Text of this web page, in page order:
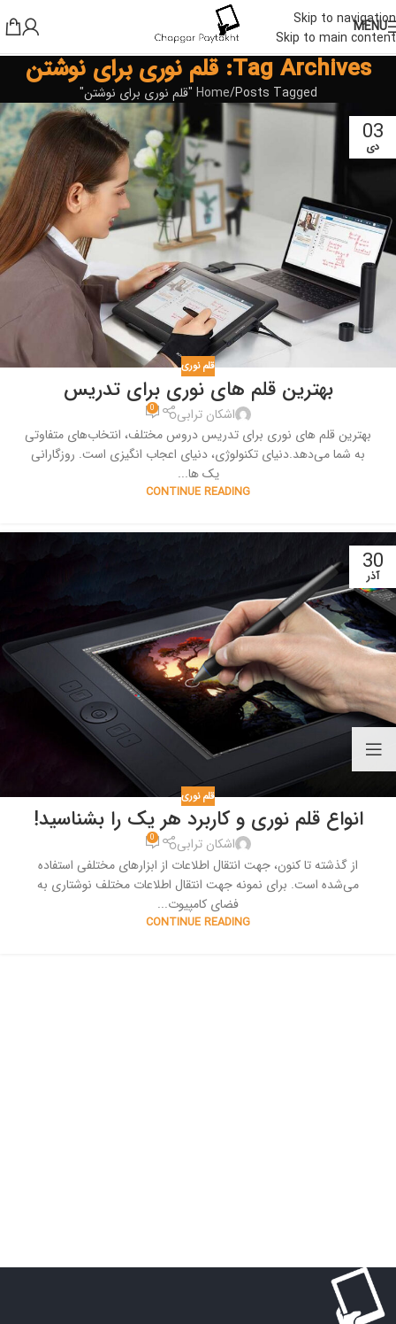
Skip to navigation
Skip to main content
MENU
Tag Archives: قلم نوری برای نوشتن
Home Posts Tagged "قلم نوری برای نوشتن"
03
دی
قلم نوری
بهترین قلم های نوری برای تدریس
اشکان ترابی 0
بهترین قلم های نوری برای تدریس دروس مختلف، انتخاب‌های متفاوتی
به شما می‌دهد.دنیای تکنولوژی، دنیای اعجاب انگیزی است. روزگارانی
یک ها...
CONTINUE READING
30
آذر
قلم نوری
انواع قلم نوری و کاربرد هر یک را بشناسید!
اشکان ترابی 0
از گذشته تا کنون، جهت انتقال اطلاعات از ابزارهای مختلفی استفاده
می‌شده است. برای نمونه جهت انتقال اطلاعات مختلف نوشتاری به
فضای کامپیوت...
CONTINUE READING